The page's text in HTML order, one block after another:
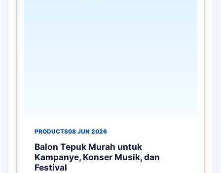
PRODUCTS08 JUN 2026
Balon Tepuk Murah untuk
Kampanye, Konser Musik, dan
Festival